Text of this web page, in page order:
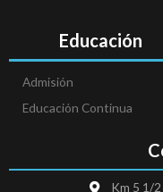
Educación
Admisión
Educación Continua
Km 5 1/